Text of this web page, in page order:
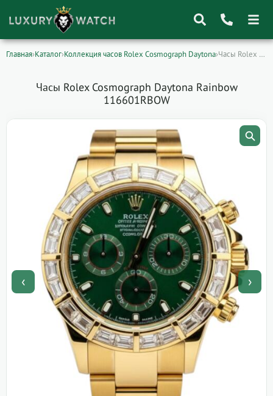
Главная›Каталог›Коллекция часов Rolex Cosmograph Daytona› Часы Rolex Cosmograph Daytona Rainbow 116601RBOW
Часы Rolex Cosmograph Daytona Rainbow
116601RBOW
‹ ›